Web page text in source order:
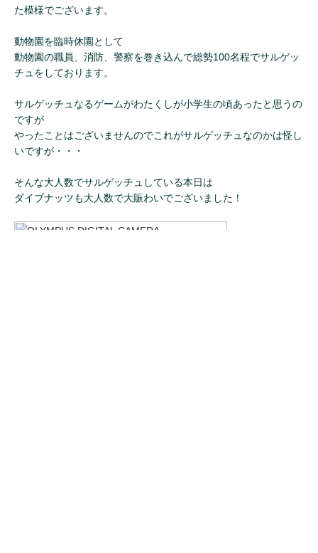
た模様でございます。
動物園を臨時休園として
動物園の職員、消防、警察を巻き込んで総勢100名程でサルゲッ
チュをしております。
サルゲッチュなるゲームがわたくしが小学生の頃あったと思うの
ですが
やったことはございませんのでこれがサルゲッチュなのかは怪し
いですが・・・
そんな大人数でサルゲッチュしている本日は
ダイブナッツも大人数で大賑わいでございました！